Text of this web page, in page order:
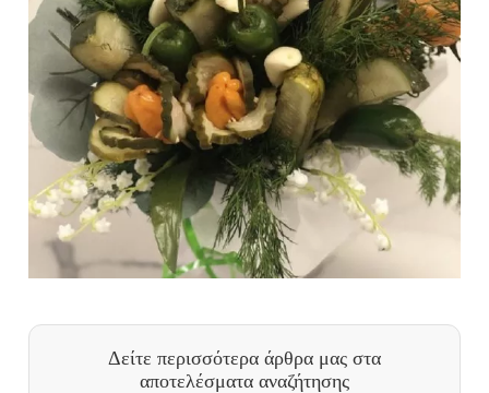
Δείτε περισσότερα άρθρα μας στα
αποτελέσματα αναζήτησης